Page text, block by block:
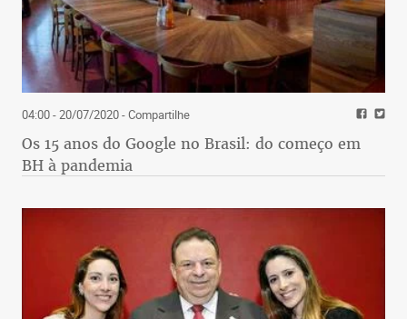
04:00 - 20/07/2020- Compartilhe
Os 15 anos do Google no Brasil: do começo em
BH à pandemia